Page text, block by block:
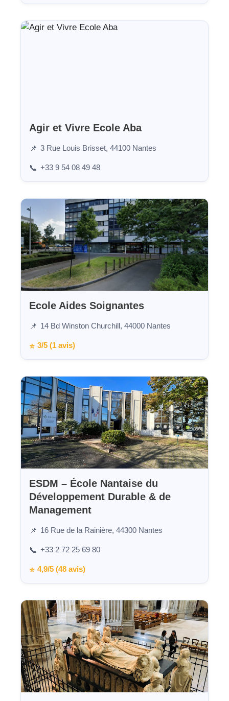
Agir et Vivre Ecole Aba
📌 3 Rue Louis Brisset, 44100 Nantes
📞 +33 9 54 08 49 48
Ecole Aides Soignantes
📌 14 Bd Winston Churchill, 44000 Nantes
⭐ 3/5 (1 avis)
ESDM – École Nantaise du
Développement Durable & de
Management
📌 16 Rue de la Rainière, 44300 Nantes
📞 +33 2 72 25 69 80
⭐ 4,9/5 (48 avis)